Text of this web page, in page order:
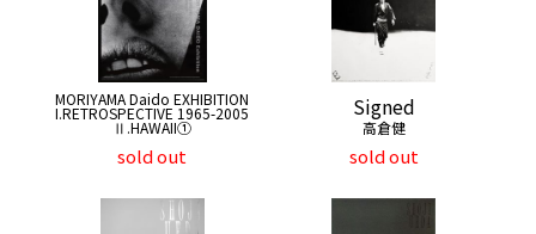
MORIYAMA Daido EXHIBITION
I.RETROSPECTIVE 1965-2005
Ⅱ.HAWAII①
sold out
Signed
高倉健
sold out